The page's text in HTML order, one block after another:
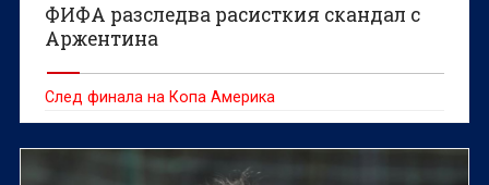
ФИФА разследва расисткия скандал с
Аржентина
След финала на Копа Америка